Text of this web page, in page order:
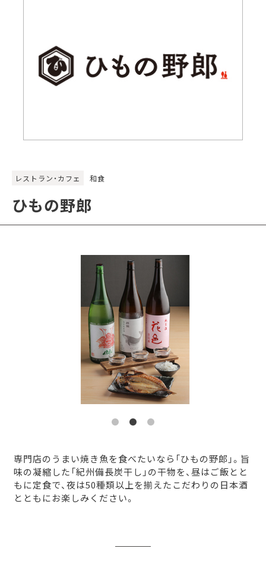
レストラン・カフェ 和食
ひもの野郎
専門店のうまい焼き魚を食べたいなら「ひもの野郎」。旨
味の凝縮した「紀州備長炭干し」の干物を、昼はご飯とと
もに定食で、夜は50種類以上を揃えたこだわりの日本酒
とともにお楽しみください。